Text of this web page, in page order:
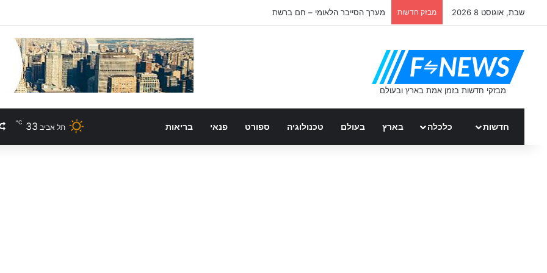
שבת, אוגוסט 8 2026 מבזק חדשות מערך הסייבר הלאומי – חם ברשת
חדשות כלכלה בארץ בעולם טכנולוגיה ספורט פנאי בריאות תל אביב 33
℃